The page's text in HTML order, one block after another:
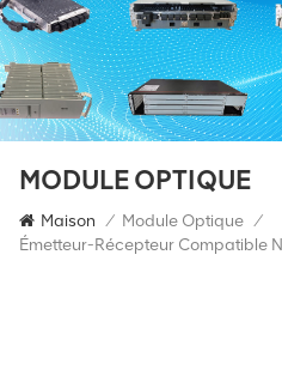
MODULE OPTIQUE
Maison / Module Optique /